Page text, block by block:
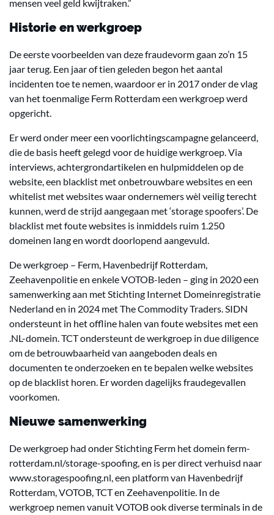
mensen veel geld kwijtraken.”
Historie en werkgroep
De eerste voorbeelden van deze fraudevorm gaan zo’n 15
jaar terug. Een jaar of tien geleden begon het aantal
incidenten toe te nemen, waardoor er in 2017 onder de vlag
van het toenmalige Ferm Rotterdam een werkgroep werd
opgericht.
Er werd onder meer een voorlichtingscampagne gelanceerd,
die de basis heeft gelegd voor de huidige werkgroep. Via
interviews, achtergrondartikelen en hulpmiddelen op de
website, een blacklist met onbetrouwbare websites en een
whitelist met websites waar ondernemers wèl veilig terecht
kunnen, werd de strijd aangegaan met ‘storage spoofers’. De
blacklist met foute websites is inmiddels ruim 1.250
domeinen lang en wordt doorlopend aangevuld.
De werkgroep – Ferm, Havenbedrijf Rotterdam,
Zeehavenpolitie en enkele VOTOB-leden – ging in 2020 een
samenwerking aan met Stichting Internet Domeinregistratie
Nederland en in 2024 met The Commodity Traders. SIDN
ondersteunt in het offline halen van foute websites met een
.NL-domein. TCT ondersteunt de werkgroep in due diligence
om de betrouwbaarheid van aangeboden deals en
documenten te onderzoeken en te bepalen welke websites
op de blacklist horen. Er worden dagelijks fraudegevallen
voorkomen.
Nieuwe samenwerking
De werkgroep had onder Stichting Ferm het domein ferm-
rotterdam.nl/storage-spoofing, en is per direct verhuisd naar
www.storagespoofing.nl, een platform van Havenbedrijf
Rotterdam, VOTOB, TCT en Zeehavenpolitie. In de
werkgroep nemen vanuit VOTOB ook diverse terminals in de